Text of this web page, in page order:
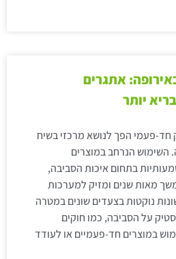
אתגרים
יותר
חד-פעמי הפך לנושא מרכזי בשיח
השימוש הנרחב במוצרים
בתחום איכות הסביבה,
מאות שנים ומזיק למערכות
נוקטות בצעדים שונים במטרה
על הסביבה, כמו חוקים
במוצרים חד-פעמיים או לעודד